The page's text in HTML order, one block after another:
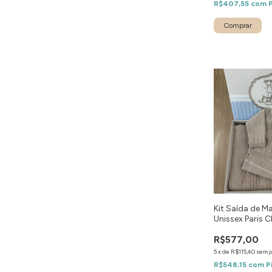
R$407,55 com
Comprar
Kit Saída de
Unissex Paris
R$577,00
5xde R$115,40 sem
R$548,15 com